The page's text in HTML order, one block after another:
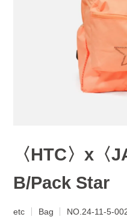
〈HTC〉x〈
B/Pack Star
etc Bag NO.24-11-5-